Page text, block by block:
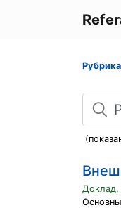
Поиск
Доклад,